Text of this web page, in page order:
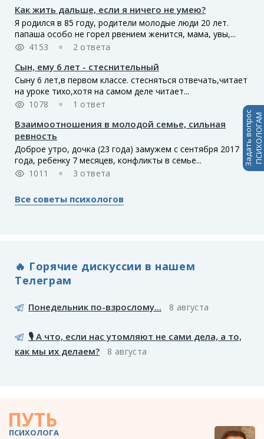
Как жить дальше, если я ничего не умею?
Я родился в 85 году, родители молодые люди 20 лет.
папаша особо не горел рвением женится, мама, увы,...
4153
2 ответа
Сын, ему 6 лет - стеснительный
Сыну 6 лет,в первом классе. стесняться отвечать,читает
на уроке тихо,хотя на самом деле читает...
1078
1 ответ
Взаимоотношения в молодой семье, сильная
ревность
Доброе утро, дочка (23 года) замужем с сентября 2017
года, ребенку 7 месяцев, конфликты в семье...
1011
3 ответа
Все советы психологов
🔥 Горячие дискуссии в нашем
Телеграм
Понедельник по-взрослому... 8 августа
🎙️ А что, если нас утомляют не сами дела, а то,
как мы их делаем?
8 августа
ПУТЬ
ПСИХОЛОГА
Задать вопросПСИХОЛОГАМ